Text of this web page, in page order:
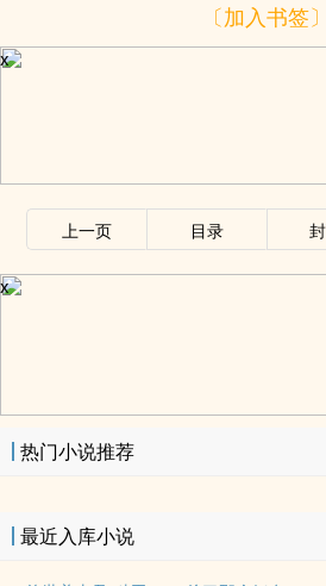
〔加入书签〕
x
上一页 目录
x
热门小说推荐
最近入库小说